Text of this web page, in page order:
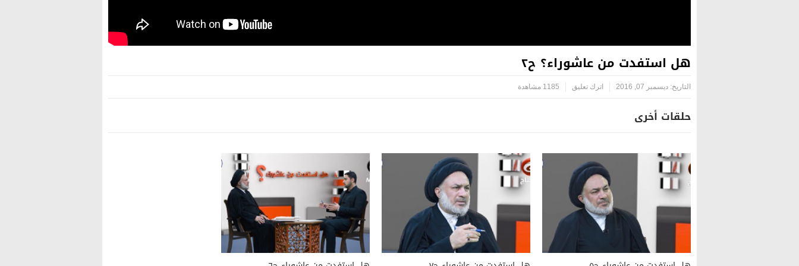
هل استفدت من عاشوراء؟ ح٢
التاريخ: ديسمبر 07, 2016 اترك تعليق 1185 مشاهدة
حلقات أخرى